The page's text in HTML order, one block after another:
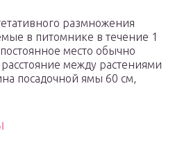
размножения
в питомнике в течение 1
место обычно
между растениями
посадочной ямы 60 см,